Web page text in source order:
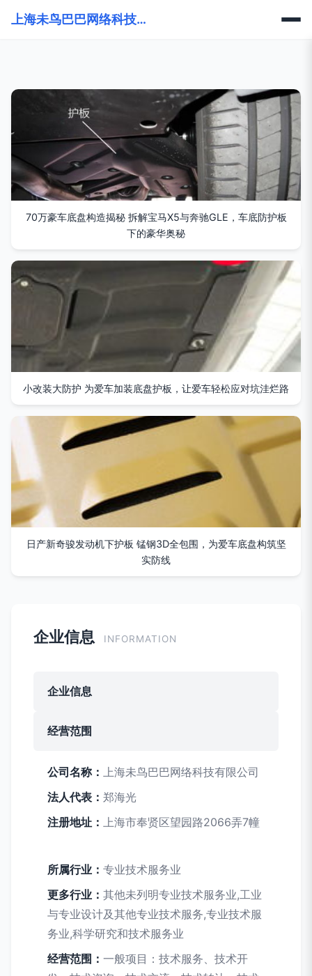
上海未鸟巴巴网络科技有限公司
70万豪车底盘构造揭秘 拆解宝马X5与奔驰GLE，车底防护板
下的豪华奥秘
小改装大防护 为爱车加装底盘护板，让爱车轻松应对坑洼烂路
日产新奇骏发动机下护板 锰钢3D全包围，为爱车底盘构筑坚
实防线
企业信息 INFORMATION
企业信息
经营范围
公司名称： 上海未鸟巴巴网络科技有限公司
法人代表： 郑海光
注册地址： 上海市奉贤区望园路2066弄7幢
所属行业： 专业技术服务业
更多行业： 其他未列明专业技术服务业,工业
与专业设计及其他专业技术服务,专业技术服
务业,科学研究和技术服务业
经营范围： 一般项目：技术服务、技术开